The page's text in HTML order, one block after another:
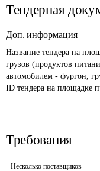
Тендерная
Доп. информация
Название тендера на
грузов (продуктов
автомобилем - фургон,
ID тендера на площадке
Требования
Несколько поставщиков